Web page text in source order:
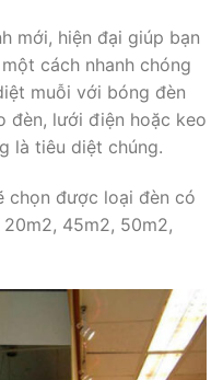
mới, hiện đại giúp bạn
cách nhanh chóng
muỗi với bóng đèn
đèn, lưới điện hoặc keo
là tiêu diệt chúng.
chọn được loại đèn có
45m2, 50m2,